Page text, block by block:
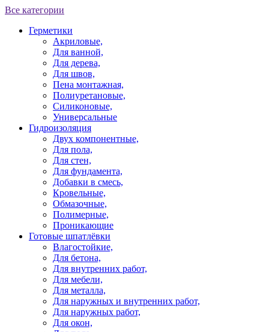
Все категории
Герметики
Акриловые,
Для ванной,
Для дерева,
Для швов,
Пена монтажная,
Полиуретановые,
Силиконовые,
Универсальные
Гидроизоляция
Двух компонентные,
Для пола,
Для стен,
Для фундамента,
Добавки в смесь,
Кровельные,
Обмазочные,
Полимерные,
Проникающие
Готовые шпатлёвки
Влагостойкие,
Для бетона,
Для внутренних работ,
Для мебели,
Для металла,
Для наружных и внутренних работ,
Для наружных работ,
Для окон,